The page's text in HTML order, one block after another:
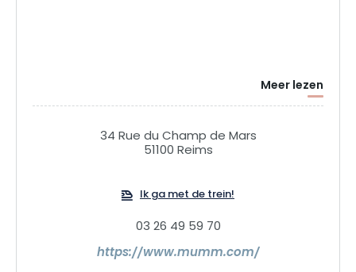
Meer lezen
34 Rue du Champ de Mars
51100 Reims
Ik ga met de trein!
03 26 49 59 70
https://www.mumm.com/